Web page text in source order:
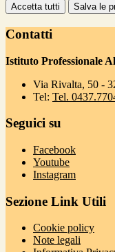
Accetta tutti Salva le
Contatti
Istituto Professionale
Via Rivalta, 50 -
Tel: Tel.
Seguici su
Facebook
Youtube
Instagram
Sezione Link Utili
Cookie policy
Note legali